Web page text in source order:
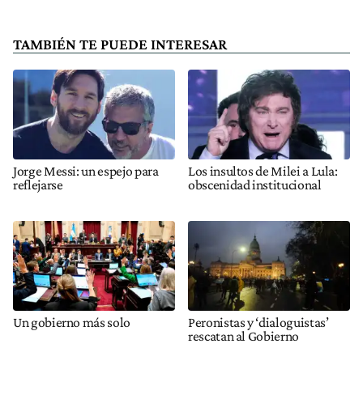
TAMBIÉN TE PUEDE INTERESAR
Jorge Messi: un espejo para
reflejarse
Los insultos de Milei a Lula:
obscenidad institucional
Un gobierno más solo
Peronistas y ‘dialoguistas’
rescatan al Gobierno